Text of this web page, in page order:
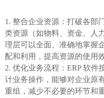
整合企业资源：打破各部
类资源（如物料、资金、人
理层可以全面、准确地掌握
配和利用，提高资源的使用效
优化业务流程：ERP 软件
计业务操作，能够对企业原
重组，减少不必要的环节和